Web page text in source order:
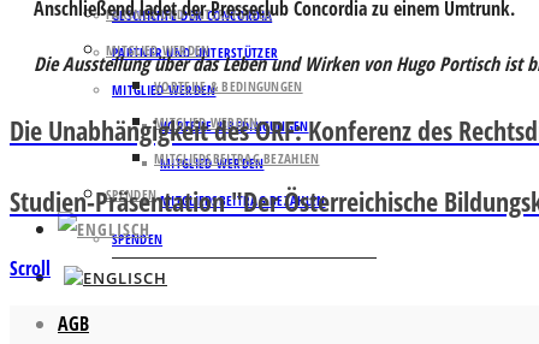
GESCHICHTE DER CONCORDIA
PARTNER UND UNTERSTÜTZER
MITGLIED WERDEN
VORTEILE & BEDINGUNGEN
MITGLIED WERDEN
MITGLIEDSBEITRAG BEZAHLEN
SPENDEN
PARTNER UND UNTERSTÜTZER
MITGLIED WERDEN
VORTEILE & BEDINGUNGEN
MITGLIED WERDEN
MITGLIEDSBEITRAG BEZAHLEN
SPENDEN
Anschließend ladet der Presseclub Concordia zu einem Umtrunk.
Die Ausstellung über das Leben und Wirken von Hugo Portisch ist
Die Unabhängigkeit des ORF: Konferenz des
Studien-Präsentation "Der Österreichische
Scroll
AGB